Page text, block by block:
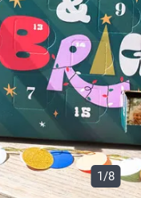
1/8